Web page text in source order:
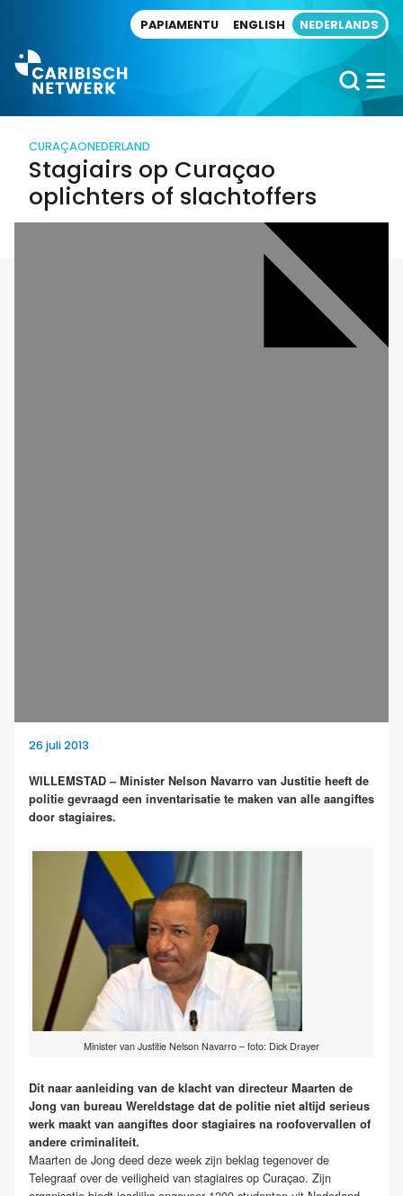
PAPIAMENTU ENGLISH NEDERLANDS
CURAÇAONEDERLAND
Stagiairs op Curaçao
oplichters of slachtoffers
26 juli 2013
WILLEMSTAD – Minister Nelson Navarro van Justitie heeft de
politie gevraagd een inventarisatie te maken van alle aangiftes
door stagiaires.
Minister van Justitie Nelson Navarro – foto: Dick Drayer
Dit naar aanleiding van de klacht van directeur Maarten de
Jong van bureau Wereldstage dat de politie niet altijd serieus
werk maakt van aangiftes door stagiaires na roofovervallen of
andere criminaliteit.
Maarten de Jong deed deze week zijn beklag tegenover de
Telegraaf over de veiligheid van stagiaires op Curaçao. Zijn